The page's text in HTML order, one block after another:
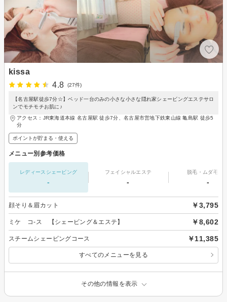
kissa
4.8
(27件)
【名古屋駅徒歩7分☆】ベッド一台のみの小さな小さな隠れ家シェービングエステサロ
ンでモチモチお肌に♪
アクセス：JR東海道本線 名古屋駅 徒歩7分、名古屋市営地下鉄東山線 亀島駅 徒歩5
分
ポイントが貯まる・使える
メニュー別参考価格
レディースシェービング
-
フェイシャルエステ
-
脱毛・ムダ毛処
-
顔そり＆眉カット ￥3,795
ミケ コ-ス 【シェービング＆エステ】 ￥8,602
スチームシェービングコース ￥11,385
すべてのメニューを見る
その他の情報を表示